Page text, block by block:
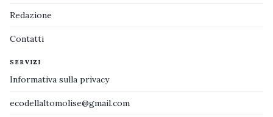
Redazione
Contatti
SERVIZI
Informativa sulla privacy
ecodellaltomolise@gmail.com